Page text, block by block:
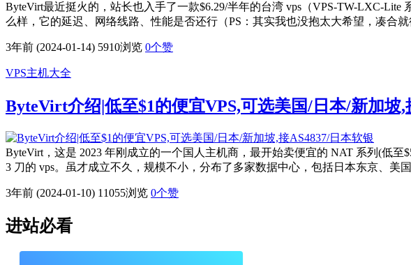
ByteVirt最近挺火的，站长也入手了一款$6.29/半年的台湾 vps（VPS-TW-LXC-
么样，它的延迟、网络线路、性能是否还行（PS：其实我也没抱太大希望，凑
3年前 (2024-01-14) 5910浏览 0个赞
VPS主机大全
ByteVirt介绍|低至$1的便宜VPS,可选美国/日本/新加坡,
ByteVirt，这是 2023 年刚成立的一个国人主机商，最开始卖便宜的 NAT 系列(低
3 刀的 vps。虽才成立不久，规模不小，分布了多家数据中心，包括日本东京、
3年前 (2024-01-10) 11055浏览 0个赞
进站必看